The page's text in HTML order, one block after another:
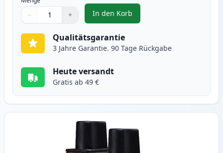
Verwenden Sie die Tasten, um anzupassen
− +
1
In den Korb
, 2 stück Brother LC900M
Qualitätsgarantie
3 Jahre Garantie. 90 Tage Rückgabe
Heute versandt
Gratis ab 49 €